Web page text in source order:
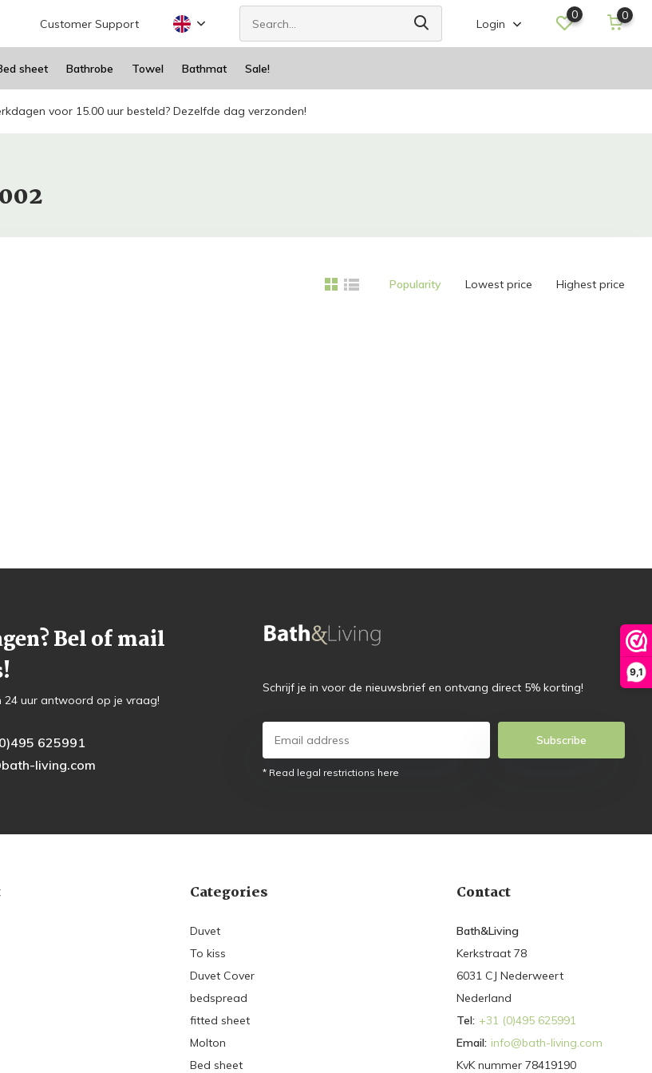
9,1
Customer Support Login
0 0
sheet Bathrobe Towel Bathmat Sale!
voor 15.00 uur besteld? Dezelfde dag verzonden!
Popularity Lowest price Highest price
Bel of mail
24 uur antwoord op je vraag!
625991
living.com
Schrijf je in voor de nieuwsbrief en ontvang direct 5% korting!
Subscribe
* Read legal restrictions here
Categories
Duvet
To kiss
Duvet Cover
bedspread
fitted sheet
Molton
Bed sheet
Contact
Bath&Living
Kerkstraat 78
6031 CJ Nederweert
Nederland
Tel: +31 (0)495 625991
Email: info@bath-living.com
KvK nummer 78419190